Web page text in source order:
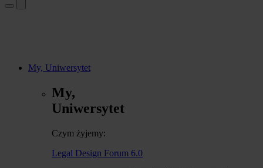
My, Uniwersytet
My,
Uniwersytet
Czym żyjemy:
Legal Design Forum 6.0